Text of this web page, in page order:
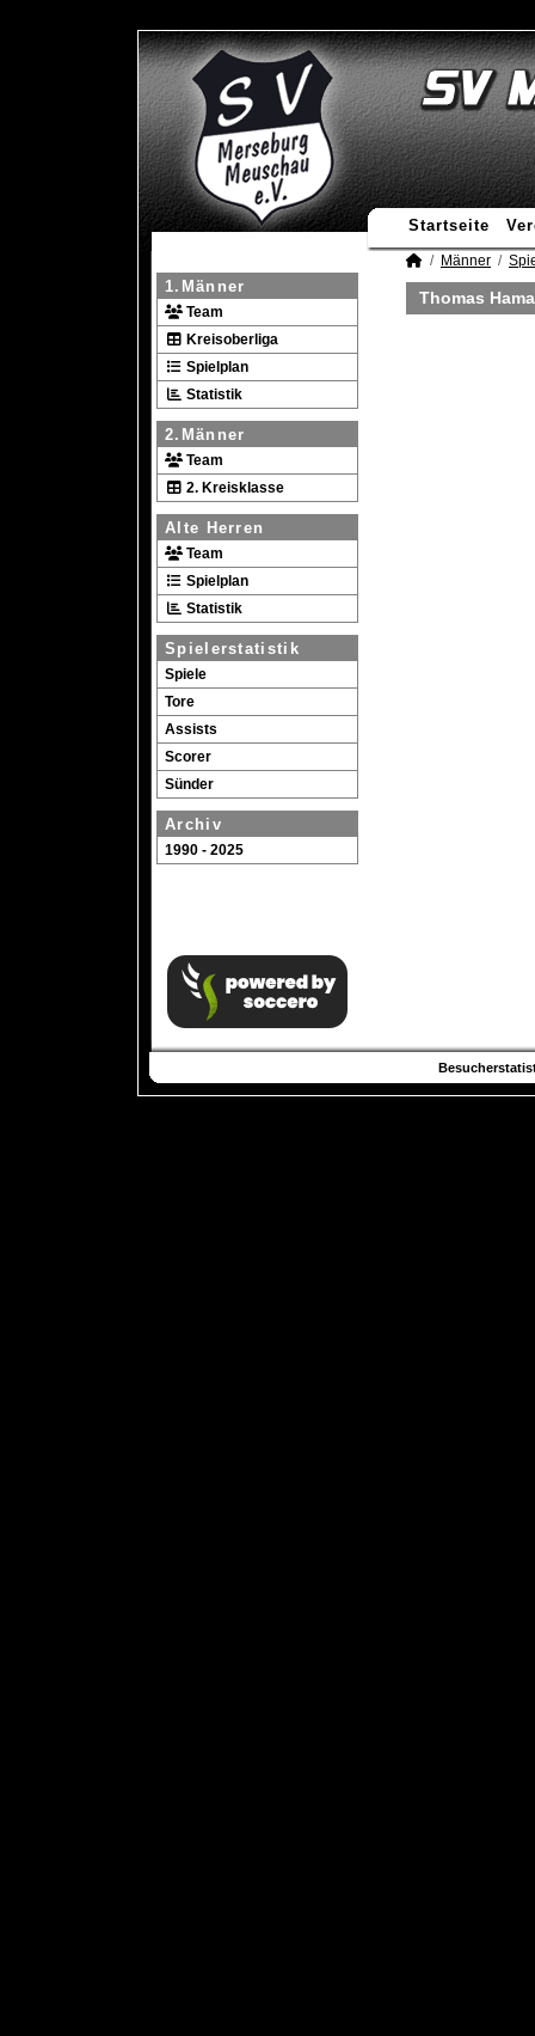
Startseite
1.Männer
Team
Kreisoberliga
Spielplan
Statistik
2.Männer
Team
2. Kreisklasse
Alte Herren
Team
Spielplan
Statistik
Spielerstatistik
Spiele
Tore
Assists
Scorer
Sünder
Archiv
1990 - 2025
Männer
Thomas